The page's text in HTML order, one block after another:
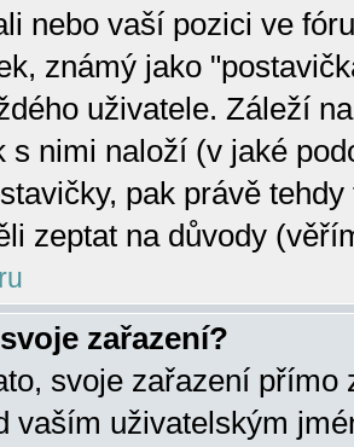
nebo vaší pozici ve
známý jako
uživatele. Záleží
s nimi naloží (v jaké
pak právě
zeptat na důvody
zařazení?
svoje zařazení přímo
vaším uživatelským